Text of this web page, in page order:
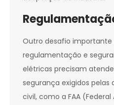
Outro desafio importante
regulamentação e
elétricas precisam
segurança exigidos pelas
civil, como a FAA